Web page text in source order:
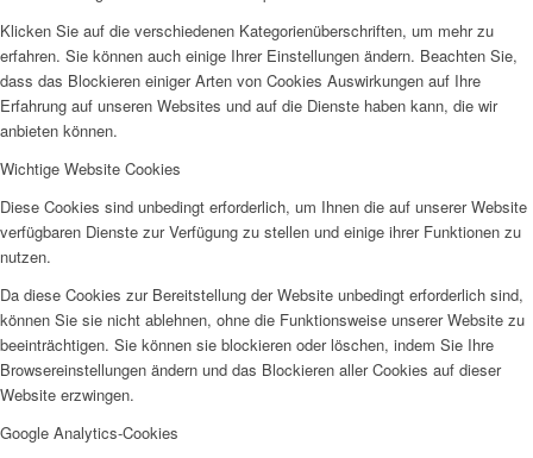
AHOI II
Klicken Sie auf die verschiedenen Kategorienüberschriften, um mehr zu
erfahren. Sie können auch einige Ihrer Einstellungen ändern. Beachten Sie,
dass das Blockieren einiger Arten von Cookies Auswirkungen auf Ihre
Erfahrung auf unseren Websites und auf die Dienste haben kann, die wir
anbieten können.
Wichtige Website Cookies
Diese Cookies sind unbedingt erforderlich, um Ihnen die auf unserer Website
verfügbaren Dienste zur Verfügung zu stellen und einige ihrer Funktionen zu
nutzen.
Da diese Cookies zur Bereitstellung der Website unbedingt erforderlich sind,
können Sie sie nicht ablehnen, ohne die Funktionsweise unserer Website zu
beeinträchtigen. Sie können sie blockieren oder löschen, indem Sie Ihre
Browsereinstellungen ändern und das Blockieren aller Cookies auf dieser
Website erzwingen.
Google Analytics-Cookies